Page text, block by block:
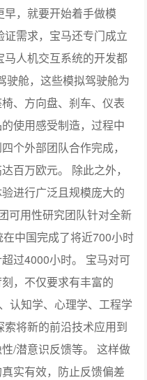
，就要开始着手做模
需求，宝马还专门成立
人机交互系统的开发都
驶舱，这些模拟驾驶舱为
、方向盘、刹车、仪表
使用感受制造，过程中
个外部团队合作完成，
百万欧元。 除此之外，
进行广泛且规模庞大的
可用性研究团队针对全新
中国完成了将近700小时
过4000小时。 宝马对可
，不仅要求有丰富的
认知学、心理学、工程学
将新的前沿技术应用到
/潜意识反馈等。 这样做
实有效，防止反馈偏差